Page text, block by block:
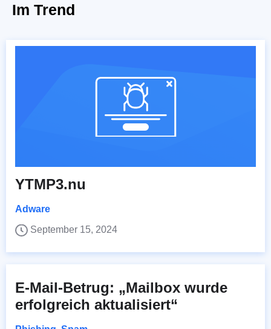
Im Trend
YTMP3.nu
Adware
September 15, 2024
E-Mail-Betrug: „Mailbox wurde
erfolgreich aktualisiert“